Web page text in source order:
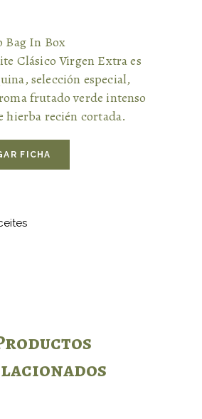
Bag In Box
Clásico Virgen Extra es
selección especial,
frutado verde intenso
hierba recién cortada.
FICHA